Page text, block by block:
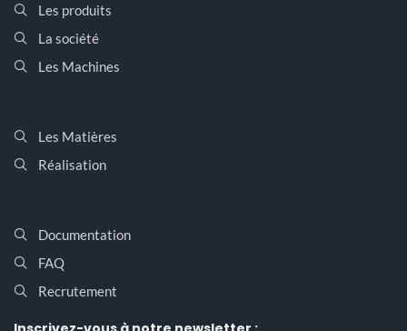
Les produits
La société
Les Machines
Les Matières
Réalisation
Documentation
FAQ
Recrutement